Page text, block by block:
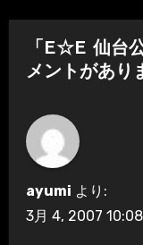
ゲ
ー
シ
ョ
ン
「E☆E 仙台
メントがあり
ayumi より:
3月 4, 2007